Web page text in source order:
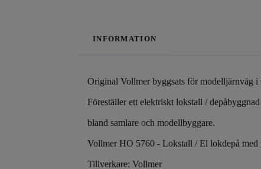
INFORMATION
Original Vollmer byggsats för modelljärnväg i
Föreställer ett elektriskt lokstall /
bland samlare och modellbyggare.
Vollmer HO 5760 - Lokstall / El lokdepå med
Tillverkare: Vollmer